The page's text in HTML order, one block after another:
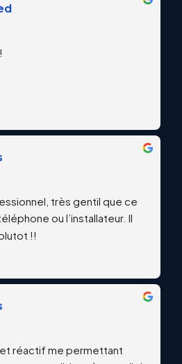
très gentil que ce
ou l’installateur. Il
!!
réactif me permettant